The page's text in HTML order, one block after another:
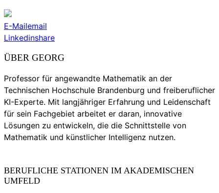
E-Mailemail
Linkedinshare
ÜBER GEORG
Professor für angewandte Mathematik an der
Technischen Hochschule Brandenburg und freiberuflicher
KI-Experte. Mit langjähriger Erfahrung und Leidenschaft
für sein Fachgebiet arbeitet er daran, innovative
Lösungen zu entwickeln, die die Schnittstelle von
Mathematik und künstlicher Intelligenz nutzen.
BERUFLICHE STATIONEN IM AKADEMISCHEN
UMFELD